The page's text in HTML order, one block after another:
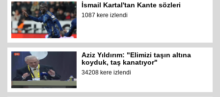
İsmail Kartal'tan Kante sözleri
1087 kere izlendi
Aziz Yıldırım: "Elimizi taşın altına
koyduk, taş kanatıyor"
34208 kere izlendi